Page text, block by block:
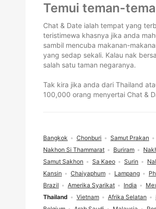
Temui teman-
Chat & Date ialah tempat yang
teristimewa khasnya jika anda
sambil mencuba makanan-
yang sedap sekali. Kalau nak
salah satu taman negaranya.
Tak kira jika anda dari Thailand
100,000 orang menyertai Chat &
Brazil Amerika Syarikat India
Thailand
Vietnam Afrika Selatan
Bangkok Chonburi Samut Prakan
Nakhon Si Thammarat
Buriram
Samut Sakhon
Sa Kaeo Surin
Kansin
Chaiyaphum Lampang